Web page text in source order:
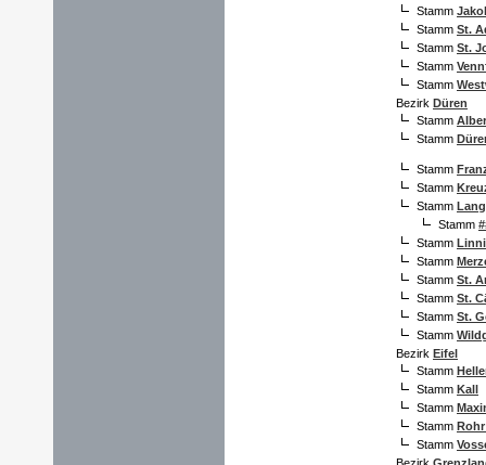
Stamm
Stamm St.
Stamm St.
Stamm
Stamm
Bezirk Düren
Stamm
Stamm
Stamm
Stamm
Stamm
Stamm
Stamm
Stamm
Stamm St.
Stamm St.
Stamm St.
Stamm
Bezirk Eifel
Stamm
Stamm Kall
Stamm
Stamm
Stamm